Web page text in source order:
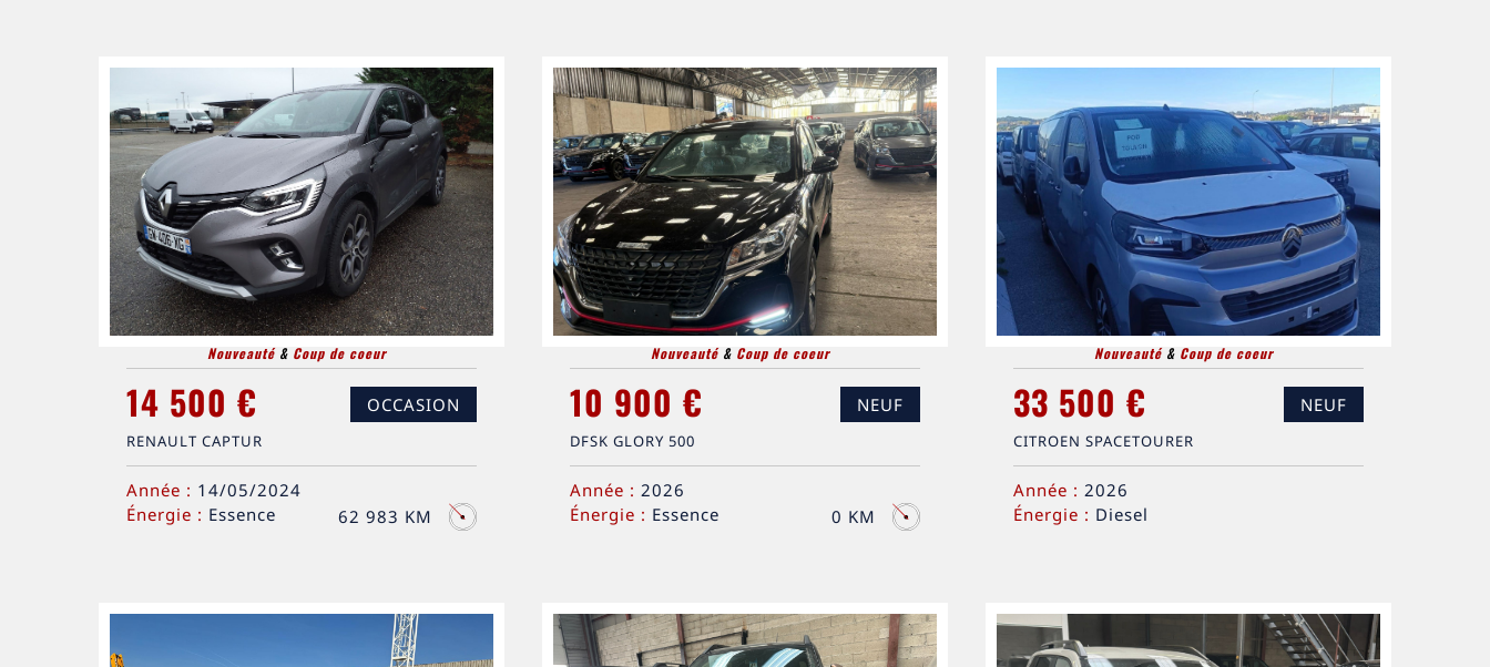
Nouveauté& Coup de coeur
14 500 € OCCASION
RENAULT CAPTUR
Année : 14/05/2024
Énergie : Essence 62 983 KM
Nouveauté& Coup de coeur
10 900 € NEUF
DFSK GLORY 500
Année : 2026
Énergie : Essence 0 KM
Nouveauté& Coup de coeur
33 500 € NEUF
CITROEN SPACETOURER
Année : 2026
Énergie : Diesel